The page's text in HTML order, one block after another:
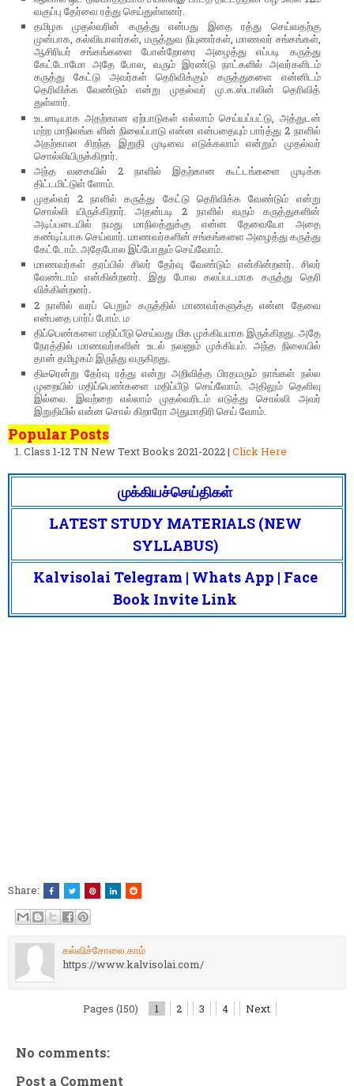
வகுப்பு தேர்வை ரத்து செய்துள்ளனர்.
தமிழக முதல்வரின் கருத்து என்பது இதை ரத்து செய்வதற்கு
முன்பாக, கல்வியாளர்கள், மருத்துவ நிபுணர்கள், மாணவர் சங்கங்கள்,
ஆசிரியர் சங்கங்களை போன்றோரை அழைத்து எப்படி கருத்து
கேட்டோமோ அதே போல, வரும் இரண்டு நாட்களில் அவர்களிடம்
கருத்து கேட்டு அவர்கள் தெரிவிக்கும் கருத்துகளை என்னிடம்
தெரிவிக்க வேண்டும் என்று முதல்வர் மு.க.ஸ்டாலின் தெரிவித்
துள்ளார்.
உடனடியாக அதற்கான ஏற்பாடுகள் எல்லாம் செய்யப்பட்டு, அத்துடன்
மற்ற மாநிலங்க ளின் நிலைப்பாடு என்ன என்பதையும் பார்த்து 2 நாளில்
அதற்கான சிறந்த இறுதி முடிவை எடுக்கலாம் என்றும் முதல்வர்
சொல்லியிருக்கிறார்.
அந்த வகையில் 2 நாளில் இதற்கான கூட்டங்களை முடிக்க
திட்டமிட்டுள் ளோம்.
முதல்வர் 2 நாளில் கருத்து கேட்டு தெரிவிக்க வேண்டும் என்று
சொல்லி யிருக்கிறார். அதன்படி 2 நாளில் வரும் கருத்துகளின்
அடிப்படையில் நமது மாநிலத்துக்கு என்ன தேவையோ அதை
கண்டிப்பாக செய்வார். மாணவர்களின் சங்கங்களை அழைத்து கருத்து
கேட்டோம். அதேபோல இப்போதும் செய்வோம்.
மாணவர்கள் தரப்பில் சிலர் தேர்வு வேண்டும் என்கின்றனர். சிலர்
வேண்டாம் என்கின்றனர். இது போல கலப்படமாக கருத்து தெரி
விக்கின்றனர்.
2 நாளில் வரப் பெறும் கருத்தில் மாணவர்களுக்கு என்ன தேவை
என்பதை பார்ப் போம். ம
திப்பெண்களை மதிப்பீடு செய்வது மிக முக்கியமாக இருக்கிறது. அதே
நேரத்தில் மாணவர்களின் உடல் நலனும் முக்கியம். அந்த நிலையில்
தான் தமிழகம் இருந்து வருகிறது.
திடீரென்று தேர்வு ரத்து என்று அறிவித்த பிரதமரும் நாங்கள் நல்ல
முறையில் மதிப்பெண்களை மதிப்பீடு செய்வோம். அதிலும் தெளிவு
இல்லை. இவற்றை எல்லாம் முதல்வரிடம் எடுத்து சொல்லி அவர்
இறுதியில் என்ன சொல் கிறாரோ அதுமாதிரி செய் வோம்.
Popular Posts
Class 1-12 TN New Text Books 2021-2022 | Click Here
முக்கியச்செய்திகள்
LATEST STUDY MATERIALS (NEW
SYLLABUS)
Kalvisolai Telegram | Whats App | Face
Book Invite Link
Share:
கல்விச்சோலை.காம்
https://www.kalvisolai.com/
Pages (150) 1 2 3 4 Next
No comments:
Post a Comment